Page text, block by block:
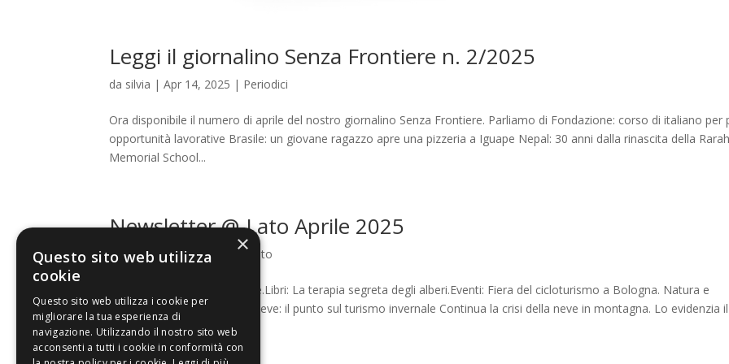
Leggi il giornalino Senza Frontiere n. 2/2025
da silvia |Apr 14, 2025 | Periodici
Ora disponibile il numero di aprile del nostro giornalino Senza Frontiere. Parliamo di Fondazione: corso di italiano per
opportunità lavorative Brasile: un giovane ragazzo apre una pizzeria a Iguape Nepal: 30 anni dalla rinascita della
Memorial School...
Newsletter @-Lato Aprile 2025
dasilvia|Apr 1, 2025 A-Lato
News: montagne senza neve.Libri: La terapia segreta degli alberi.Eventi: Fiera del cicloturismo a Bologna. Natura e
ambiente Montagne senza neve: il punto sul turismo invernale Continua la crisi della neve in montagna. Lo evidenzia il
nuovo rapporto di...
×
Questo sito web utilizza
cookie
Questo sito web utilizza i cookie per
migliorare la tua esperienza di
navigazione. Utilizzando il nostro sito web
acconsenti a tutti i cookie in conformità con